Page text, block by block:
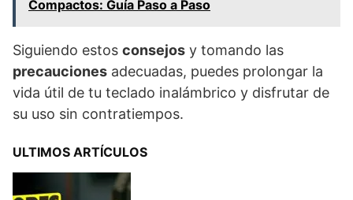
Compactos: Guía Paso a Paso
Siguiendo estos consejos y tomando las
precauciones adecuadas, puedes prolongar la
vida útil de tu teclado inalámbrico y disfrutar de
su uso sin contratiempos.
ULTIMOS ARTÍCULOS